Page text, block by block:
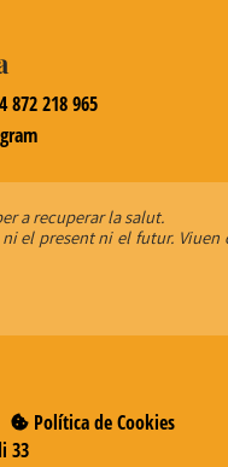
872 218 965
a recuperar la salut.
el present ni el futur.
Política de Cookies
33